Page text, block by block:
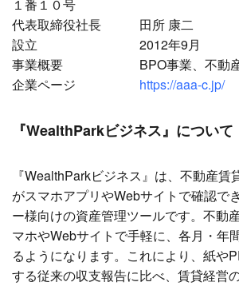
１番１０号
代表取締役社長 田所 康二
設立 2012年9月
事業概要 BPO事業、不動産
企業ページ https://aaa-c.jp/
『WealthParkビジネス』について
『WealthParkビジネス』は、不動産賃
がスマホアプリやWebサイトで確認で
ー様向けの資産管理ツールです。不動
マホやWebサイトで手軽に、各月・年
るようになります。これにより、紙や
する従来の収支報告に比べ、賃貸経営